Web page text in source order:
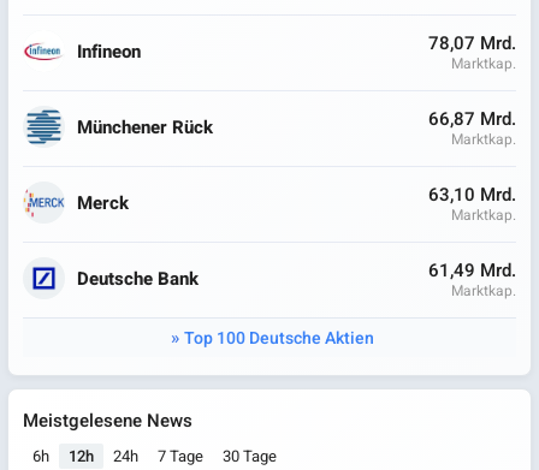
Infineon 78,07 Mrd.
Marktkap.
Münchener Rück 66,87 Mrd.
Marktkap.
Merck 63,10 Mrd.
Marktkap.
Deutsche Bank 61,49 Mrd.
Marktkap.
Top 100 Deutsche Aktien
Meistgelesene News
6h 12h 24h 7 Tage 30 Tage